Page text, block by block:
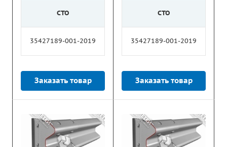
СТО
35427189-001-2019
Заказать товар
СТО
35427189-001-2019
Заказать товар